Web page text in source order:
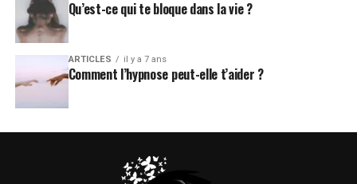
Qu’est-ce qui te bloque dans la vie ?
ARTICLES il y a 7 ans
Comment l’hypnose peut-elle t’aider ?